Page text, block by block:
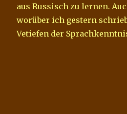
aus Russisch zu lernen.
worüber ich gestern
Vetiefen der